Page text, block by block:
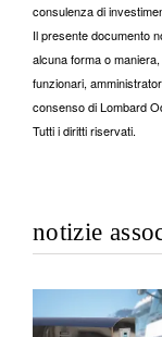
consulenza di
Il presente documento
alcuna forma o
funzionari,
consenso di Lombard
Tutti i diritti riservati.
notizie